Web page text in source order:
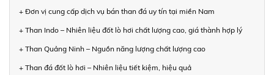
+ Đơn vị cung cấp dịch vụ bán than đá uy tín tại miền Nam
+ Than Indo – Nhiên liệu đốt lò hơi chất lượng cao, giá thành hợp lý
+ Than Quảng Ninh – Nguồn năng lượng chất lượng cao
+ Than đá đốt lò hơi – Nhiên liệu tiết kiệm, hiệu quả